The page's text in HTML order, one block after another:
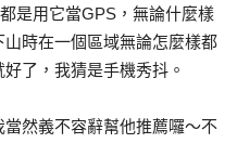
是用它當GPS，無論什麼樣
時在一個區域無論怎麼樣都
了，我猜是手機秀抖。
然義不容辭幫他推薦囉～不